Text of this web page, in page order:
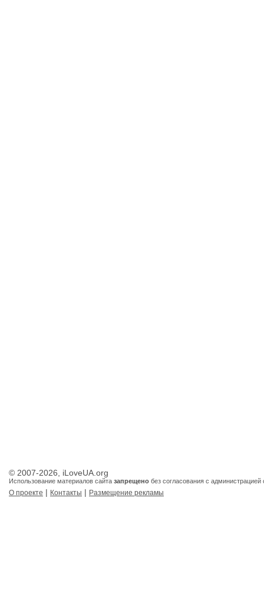
© 2007-2026, iLoveUA.org
Использование материалов сайта запрещено без согласования с администрацией
О проекте | Контакты | Размещение рекламы